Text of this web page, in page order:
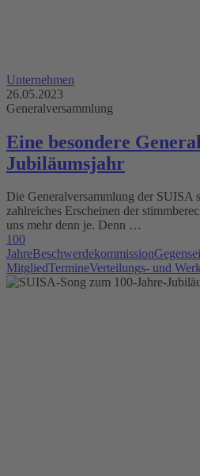
Unternehmen
26.05.2023
Generalversammlung
Eine besondere
Jubiläumsjahr
Die Generalversammlung der SUISA
zahlreiches Erscheinen der
uns mehr denn je. Denn …
100
JahreBeschwerdekommission
MitgliedTermineVerteilungs- und